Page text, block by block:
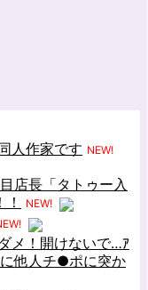
人作家です NEW!
店長「タトゥー入
NEW!
メ！開けないで…ｱ
他人チ●ポに突か